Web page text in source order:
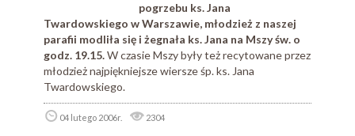
pogrzebu ks. Jana
Twardowskiego w Warszawie, młodzież z naszej
parafii modliła się i żegnała ks. Jana na Mszy św. o
godz. 19.15.W czasie Mszy były też recytowane przez
młodzież najpiękniejsze wiersze śp. ks. Jana
Twardowskiego.
04 lutego 2006r. 2304